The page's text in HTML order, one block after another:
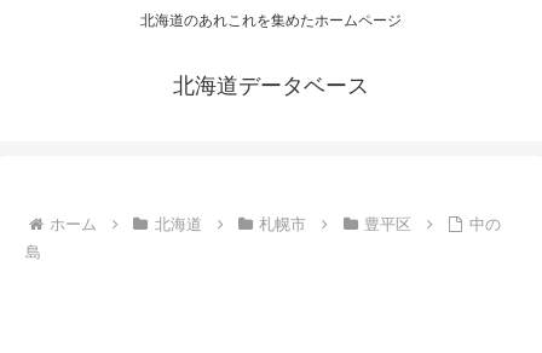
北海道のあれこれを集めたホームページ
北海道データベース
ホーム 北海道 札幌市 豊平区
中の
島